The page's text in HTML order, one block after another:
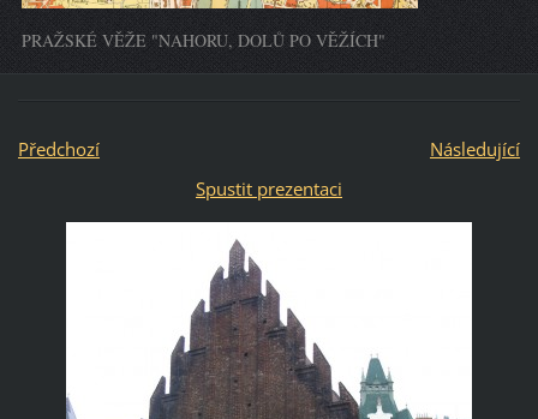
PRAŽSKÉ VĚŽE "NAHORU, DOLŮ PO VĚŽÍCH"
Předchozí
Následující
Spustit prezentaci